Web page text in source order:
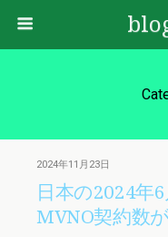
2024年11月23日
日本の2024年
MVNO契約数